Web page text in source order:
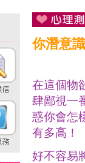
你潛意
在這個物
肆鄙視一
惑你會怎
有多高！
好不容易